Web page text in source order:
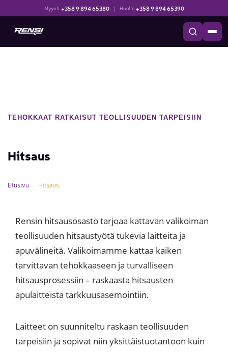
Myynti +358 9 894 65380 | Huolto +358 9 894 65390
TEHOKKAAT RATKAISUT TEOLLISUUDEN TARPEISIIN
Hitsaus
Etusivu Hitsaus
Rensin hitsausosasto tarjoaa kattavan valikoiman
teollisuuden hitsaustyötä tukevia laitteita ja
apuvälineitä. Valikoimamme kattaa kaiken
tarvittavan tehokkaaseen ja turvalliseen
hitsausprosessiin – raskaasta hitsausten
apulaitteista tarkkuusasemointiin.
Laitteet on suunniteltu raskaan teollisuuden
tarpeisiin ja sopivat niin yksittäistuotantoon kuin